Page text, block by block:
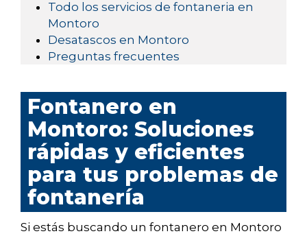
Todo los servicios de fontaneria en
Montoro
Desatascos en Montoro
Preguntas frecuentes
Fontanero en
Montoro: Soluciones
rápidas y eficientes
para tus problemas de
fontanería
Si estás buscando un fontanero en Montoro